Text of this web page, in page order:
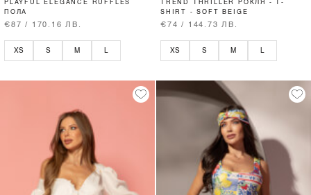
PLAYFUL ELEGANCE RUFFLES
ПОЛА
€87 / 170.16 ЛВ.
XS S M L
TREND THRILLER РОКЛЯ - T-
SHIRT - SOFT BEIGE
€74 / 144.73 ЛВ.
XS S M L